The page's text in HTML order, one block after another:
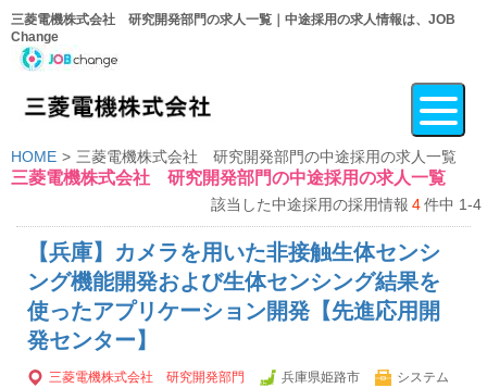
三菱電機株式会社 研究開発部門の求人一覧｜中途採用の求人情報は、JOB
Change
HOME 三菱電機株式会社 研究開発部門の中途採用の求人一覧
三菱電機株式会社 研究開発部門の中途採用の求人一覧
該当した中途採用の採用情報 4件中 1-4
【兵庫】カメラを用いた非接触生体センシ
ング機能開発および生体センシング結果を
使ったアプリケーション開発【先進応用開
発センター】
三菱電機株式会社 研究開発部門 兵庫県姫路市
システム